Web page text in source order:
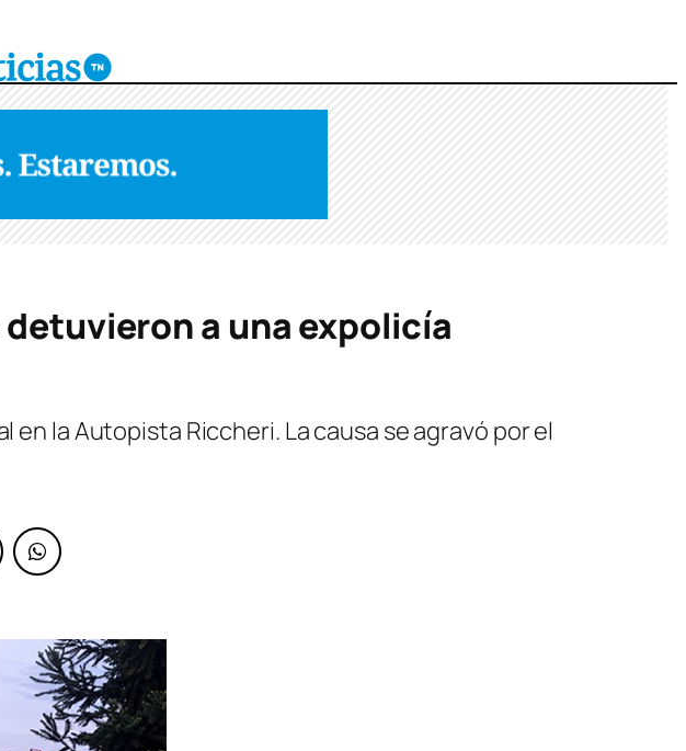
a una expolicía
la Autopista Riccheri. La causa se agravó por el